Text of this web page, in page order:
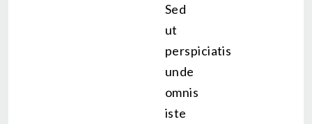
Sed
ut
perspiciatis
unde
omnis
iste